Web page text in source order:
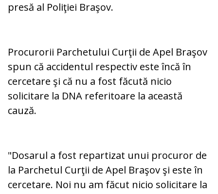
presă al Poliţiei Braşov.
Procurorii Parchetului Curţii de Apel Braşov
spun că accidentul respectiv este încă în
cercetare şi că nu a fost făcută nicio
solicitare la DNA referitoare la această
cauză.
"Dosarul a fost repartizat unui procuror de
la Parchetul Curţii de Apel Braşov şi este în
cercetare. Noi nu am făcut nicio solicitare la